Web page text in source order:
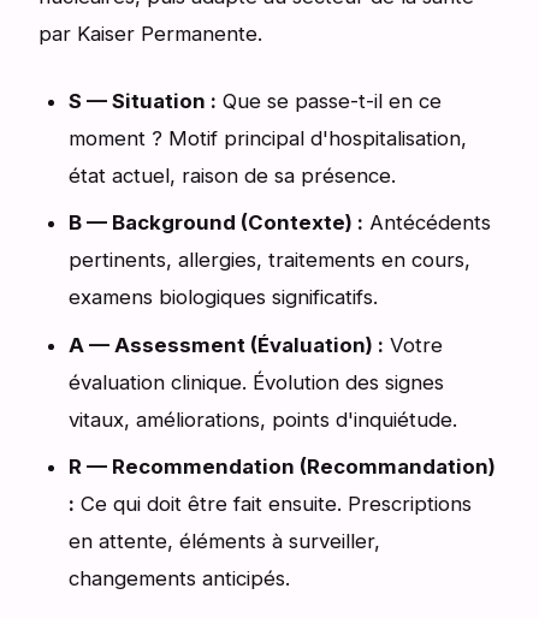
par Kaiser Permanente.
S — Situation : Que se passe-t-il en ce
moment ? Motif principal d'hospitalisation,
état actuel, raison de sa présence.
B — Background (Contexte) : Antécédents
pertinents, allergies, traitements en cours,
examens biologiques significatifs.
A — Assessment (Évaluation) : Votre
évaluation clinique. Évolution des signes
vitaux, améliorations, points d'inquiétude.
R — Recommendation (Recommandation)
: Ce qui doit être fait ensuite. Prescriptions
en attente, éléments à surveiller,
changements anticipés.